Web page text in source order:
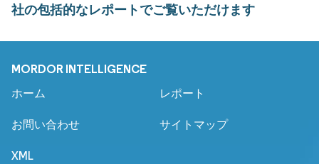
社の包括的なレポートでご覧いただけます
MORDOR INTELLIGENCE
ホーム レポート
お問い合わせ サイトマップ
XML